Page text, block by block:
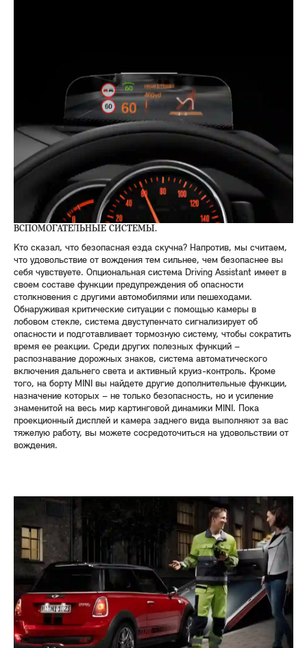
ВСПОМОГАТЕЛЬНЫЕ СИСТЕМЫ.
Кто сказал, что безопасная езда скучна? Напротив, мы считаем,
что удовольствие от вождения тем сильнее, чем безопаснее вы
себя чувствуете. Опциональная система Driving Assistant имеет в
своем составе функции предупреждения об опасности
столкновения с другими автомобилями или пешеходами.
Обнаруживая критические ситуации с помощью камеры в
лобовом стекле, система двуступенчато сигнализирует об
опасности и подготавливает тормозную систему, чтобы сократить
время ее реакции. Среди других полезных функций –
распознавание дорожных знаков, система автоматического
включения дальнего света и активный круиз-контроль. Кроме
того, на борту MINI вы найдете другие дополнительные функции,
назначение которых – не только безопасность, но и усиление
знаменитой на весь мир картинговой динамики MINI. Пока
проекционный дисплей и камера заднего вида выполняют за вас
тяжелую работу, вы можете сосредоточиться на удовольствии от
вождения.